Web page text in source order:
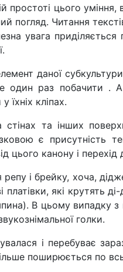
простоті цього
погляд. Читання
увага приділяється
даної
один раз побачити .
їхніх кліпах.
та інших
є присутність
цього канону і
і брейку, хоча,
які крутять
В цьому випадку
голки.
і перебуває
поширюється по